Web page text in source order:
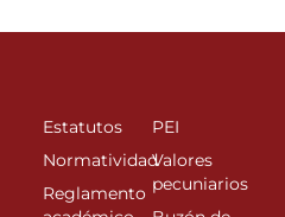
Estatutos
Normatividad
Reglamento
PEI
Valores
pecuniarios